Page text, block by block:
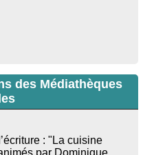
des Médiathèques
par Dominique
d’Ulmetu /